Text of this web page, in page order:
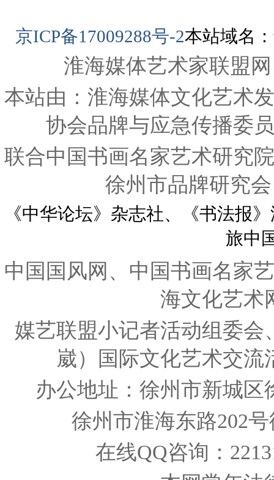
京ICP备17009288号-2本站域名
淮海媒体艺术家联盟
本站由：淮海媒体文化艺术
协会品牌与应急传播委
联合中国书画名家艺术研究
徐州市品牌研究
《中华论坛》杂志社、《书法报
旅中
中国国风网、中国书画名家
海文化艺术
媒艺联盟小记者活动组委
崴）国际文化艺术交
办公地址：徐州市新城
徐州市淮海东路202
在线QQ咨询：